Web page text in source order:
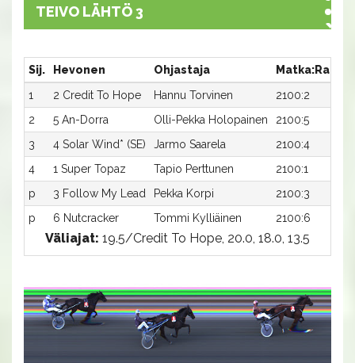
TEIVO LÄHTÖ 3
Sij. Hevonen Ohjastaja Matka:Rata
1
2 Credit To Hope Hannu Torvinen 2100:2
2
5 An-Dorra Olli-Pekka Holopainen 2100:5
3
4 Solar Wind* (SE) Jarmo Saarela 2100:4
4
1 Super Topaz Tapio Perttunen 2100:1
p
3 Follow My Lead Pekka Korpi 2100:3
p
6 Nutcracker Tommi Kylliäinen 2100:6
Väliajat: 19.5/Credit To Hope, 20.0, 18.0, 13.5